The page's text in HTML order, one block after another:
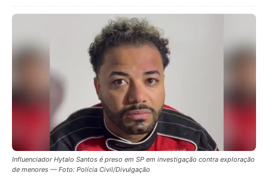
Influenciador Hytalo Santos é preso em SP em investigação contra exploração
de menores — Foto: Polícia Civil/Divulgação